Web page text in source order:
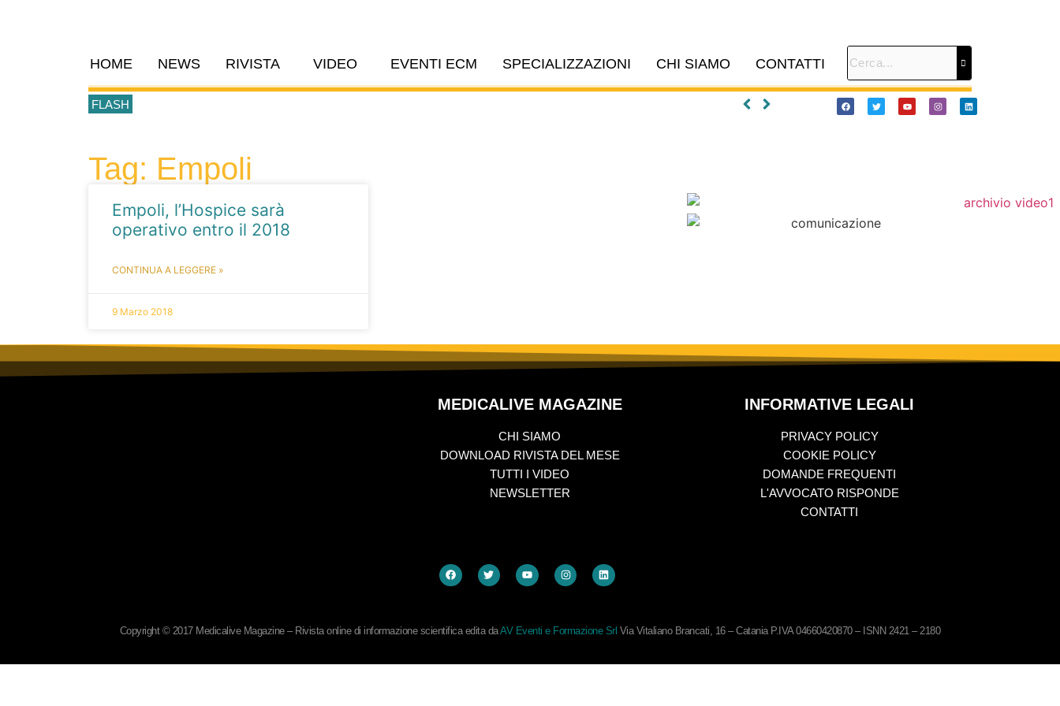
HOME NEWS RIVISTA VIDEO EVENTI ECM SPECIALIZZAZIONI CHI SIAMO CONTATTI
FLASH
Tag: Empoli
Empoli, l’Hospice sarà
operativo entro il 2018
CONTINUA A LEGGERE »
9 Marzo 2018
MEDICALIVE MAGAZINE
CHI SIAMO
DOWNLOAD RIVISTA DEL MESE
TUTTI I VIDEO
NEWSLETTER
INFORMATIVE LEGALI
PRIVACY POLICY
COOKIE POLICY
DOMANDE FREQUENTI
L'AVVOCATO RISPONDE
CONTATTI
Copyright © 2017 Medicalive Magazine – Rivista online di informazione scientifica edita daAV Eventi e Formazione Srl Via Vitaliano Brancati, 16 – Catania P.IVA 04660420870 – ISNN 2421 – 2180